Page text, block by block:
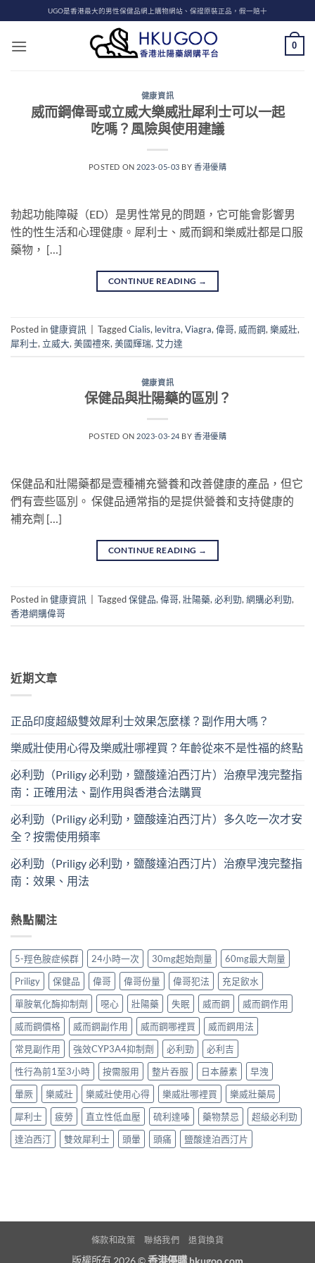
to
content
UGO是香港最大的男性保健品網上購物網站、保證原裝正品，假一賠十
0
健康資訊
威而鋼偉哥或立威大樂威壯犀利士可以一起
吃嗎？風險與使用建議
POSTED ON 2023-05-03 BY香港優購
勃起功能障礙（ED）是男性常見的問題，它可能會影響男
性的性生活和心理健康。犀利士、威而鋼和樂威壯都是口服
藥物， […]
CONTINUE READING →
Posted in健康資訊 TaggedCialis, levitra, Viagra, 偉哥, 威而鋼, 樂威壯,
犀利士, 立威大, 美國禮來, 美國輝瑞, 艾力達
健康資訊
保健品與壯陽藥的區別？
POSTED ON 2023-03-24 BY香港優購
保健品和壯陽藥都是壹種補充營養和改善健康的產品，但它
們有壹些區別。 保健品通常指的是提供營養和支持健康的
補充劑 […]
CONTINUE READING →
Posted in健康資訊 Tagged保健品, 偉哥, 壯陽藥, 必利勁, 網購必利勁,
香港網購偉哥
近期文章
正品印度超級雙效犀利士效果怎麼樣？副作用大嗎？
樂威壯使用心得及樂威壯哪裡買？年齡從來不是性福的終點
必利勁（Priligy 必利勁，鹽酸達泊西汀片）治療早洩完整指
南：正確用法、副作用與香港合法購買
必利勁（Priligy 必利勁，鹽酸達泊西汀片）多久吃一次才安
全？按需使用頻率
必利勁（Priligy 必利勁，鹽酸達泊西汀片）治療早洩完整指
南：效果、用法
熱點關注
5-羥色胺症候群 24小時一次 30mg起始劑量
60mg最大劑量
Priligy
保健品 偉哥 偉哥份量 偉哥犯法
充足飲水
單胺氧化酶抑制劑
噁心 壯陽藥 失眠 威而鋼
威而鋼作用
威而鋼價格
威而鋼副作用 威而鋼哪裡買
威而鋼用法
常見副作用
強效CYP3A4抑制劑 必利勁
必利吉
性行為前1至3小時
按需服用 整片吞服 日本藤素
早洩
暈厥
樂威壯 樂威壯使用心得 樂威壯哪裡買
樂威壯藥局
犀利士
疲勞 直立性低血壓 硫利達嗪 藥物禁忌
超級必利勁
達泊西汀
雙效犀利士 頭暈 頭痛 鹽酸達泊西汀片
條款和政策 聯絡我們 退貨換貨